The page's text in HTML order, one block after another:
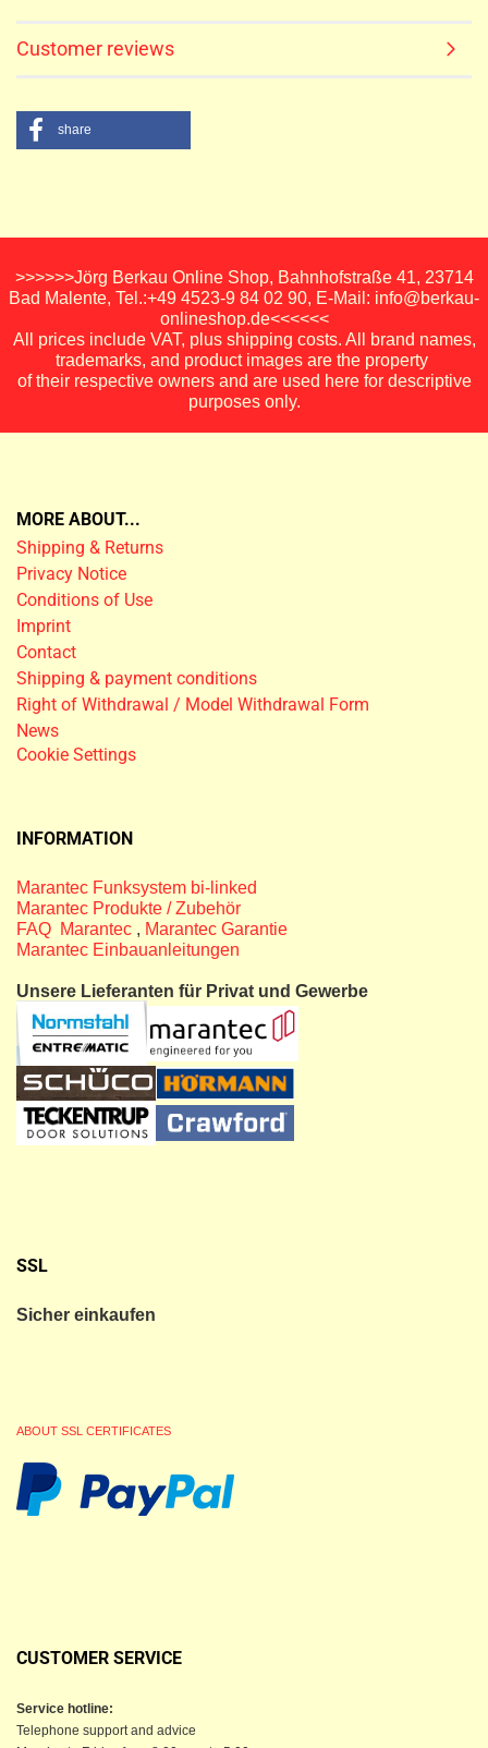
Customer reviews
share
>>>>>>Jörg Berkau Online Shop, Bahnhofstraße 41, 23714
Bad Malente, Tel.:+49 4523-9 84 02 90, E-Mail: info@berkau-
onlineshop.de<<<<<<
All prices include VAT, plus shipping costs. All brand names,
trademarks, and product images are the property
of their respective owners and are used here for descriptive
purposes only.
MORE ABOUT...
Shipping & Returns
Privacy Notice
Conditions of Use
Imprint
Contact
Shipping & payment conditions
Right of Withdrawal / Model Withdrawal Form
News
Cookie Settings
INFORMATION
Marantec Funksystem bi-linked
Marantec Produkte / Zubehör
FAQ Marantec , Marantec Garantie
Marantec Einbauanleitungen
Unsere Lieferanten für Privat und Gewerbe
SSL
Sicher einkaufen
ABOUT SSL CERTIFICATES
CUSTOMER SERVICE
Service hotline:
Telephone support and advice